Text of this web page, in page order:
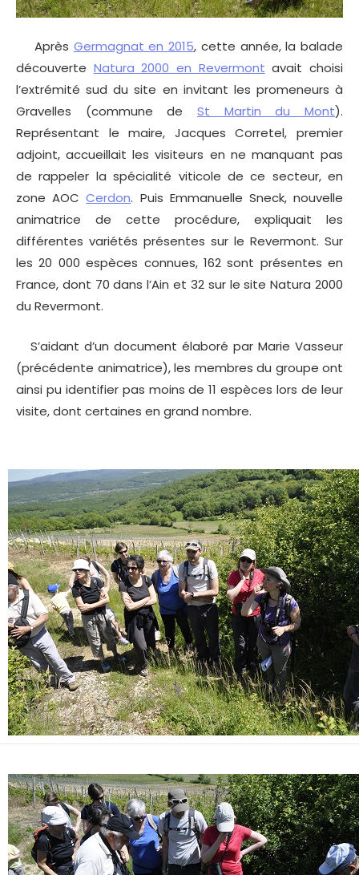
Après Germagnat en 2015, cette année, la balade
découverte Natura 2000 en Revermont avait choisi
l’extrémité sud du site en invitant les promeneurs à
Gravelles (commune de St Martin du Mont).
Représentant le maire, Jacques Corretel, premier
adjoint, accueillait les visiteurs en ne manquant pas
de rappeler la spécialité viticole de ce secteur, en
zone AOCCerdon. Puis Emmanuelle Sneck, nouvelle
animatrice de cette procédure, expliquait les
différentes variétés présentes sur le Revermont. Sur
les 20 000 espèces connues, 162 sont présentes en
France, dont 70 dans l’Ain et 32 sur le site Natura 2000
du Revermont.
S’aidant d’un document élaboré par Marie Vasseur
(précédente animatrice), les membres du groupe ont
ainsi pu identifier pas moins de 11 espèces lors de leur
visite, dont certaines en grand nombre.